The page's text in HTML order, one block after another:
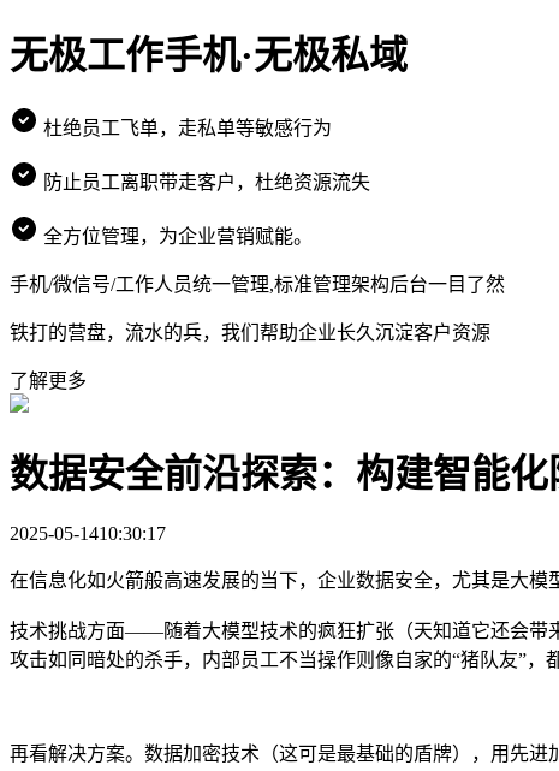
无极工作手机·无极私域
杜绝员工飞单，走私单等敏感行为
防止员工离职带走客户，杜绝资源流失
全方位管理，为企业营销赋能。
手机/微信号/工作人员统一管理,标准管理架构后台一目了然
铁打的营盘，流水的兵，我们帮助企业长久沉淀客户资源
了解更多
数据安全前沿探索：构建智能化
2025-05-1410:30:17
在信息化如火箭般高速发展的当下，企业数据安全，尤其是大模
技术挑战方面——随着大模型技术的疯狂扩张（天知道它还会带
攻击如同暗处的杀手，内部员工不当操作则像自家的“猪队友”，
再看解决方案。数据加密技术（这可是最基础的盾牌），用先